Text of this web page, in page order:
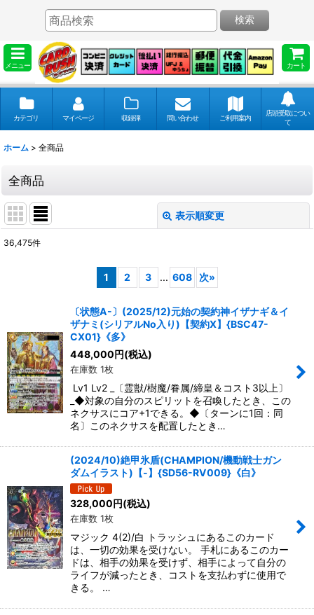
メニュー カート
検索
カテゴリ マイページ 収録弾 問い合わせ ご利用案内
店頭受取につい
て
ホーム > 全商品
全商品
表示順変更
絞り込む
36,475件
1 2 3 ... 608 次»
〔状態A-〕(2025/12)元始の契約神イザナギ＆イ
ザナミ(シリアルNo入り)【契約X】{BSC47-
CX01}《多》
448,000 円(税込)
在庫数 1枚
Lv1 Lv2 _〔霊獣/樹魔/眷属/締皇＆コスト3以上〕
_◆対象の自分のスピリットを召喚したとき、この
ネクサスにコア+1できる。◆〔ターンに1回：同
名〕このネクサスを配置したとき…
(2024/10)絶甲氷盾(CHAMPION/機動戦士ガン
ダムイラスト)【-】{SD56-RV009}《白》
328,000円(税込)
在庫数 1枚
マジック 4(2)/白 トラッシュにあるこのカード
は、一切の効果を受けない。 手札にあるこのカー
ドは、相手の効果を受けず、相手によって自分の
ライフが減ったとき、コストを支払わずに使用で
きる。 …